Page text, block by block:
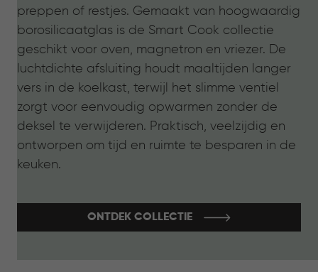
preppen of restjes. Gemaakt van hoogwaardig
borosilicaatglas is de Smart Cook collectie
geschikt voor oven, magnetron en vriezer. De
luchtdichte afsluiting houdt maaltijden langer
vers in de koelkast, terwijl het slimme ventiel
zorgt voor eenvoudig opwarmen zonder de
deksel te verwijderen. Praktisch, veelzijdig en
ontworpen om tijd en ruimte te besparen in de
keuken.
ONTDEK COLLECTIE